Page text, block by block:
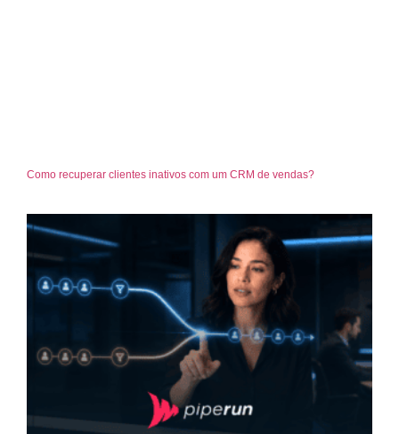
Como recuperar clientes inativos com um CRM de vendas?